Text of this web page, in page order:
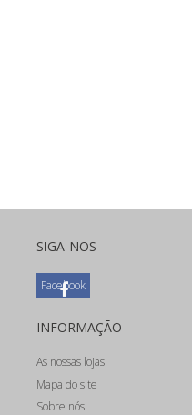
SIGA-NOS
Facebook
INFORMAÇÃO
As nossas lojas
Mapa do site
Sobre nós